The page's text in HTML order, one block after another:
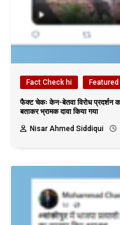
Fact Check hi Featured
फैक्ट चेकः केन-बेतवा विरोध प्रदर्शन का
बताकर भ्रामक दावा किया गया
Nisar Ahmed Siddiqui